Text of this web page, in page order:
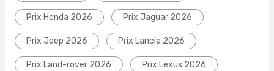
Prix Honda 2026 Prix Jaguar 2026
Prix Jeep 2026 Prix Lancia 2026
Prix Land-rover 2026 Prix Lexus 2026